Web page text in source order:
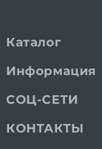
Каталог
Информация
СОЦ-СЕТИ
КОНТАКТЫ